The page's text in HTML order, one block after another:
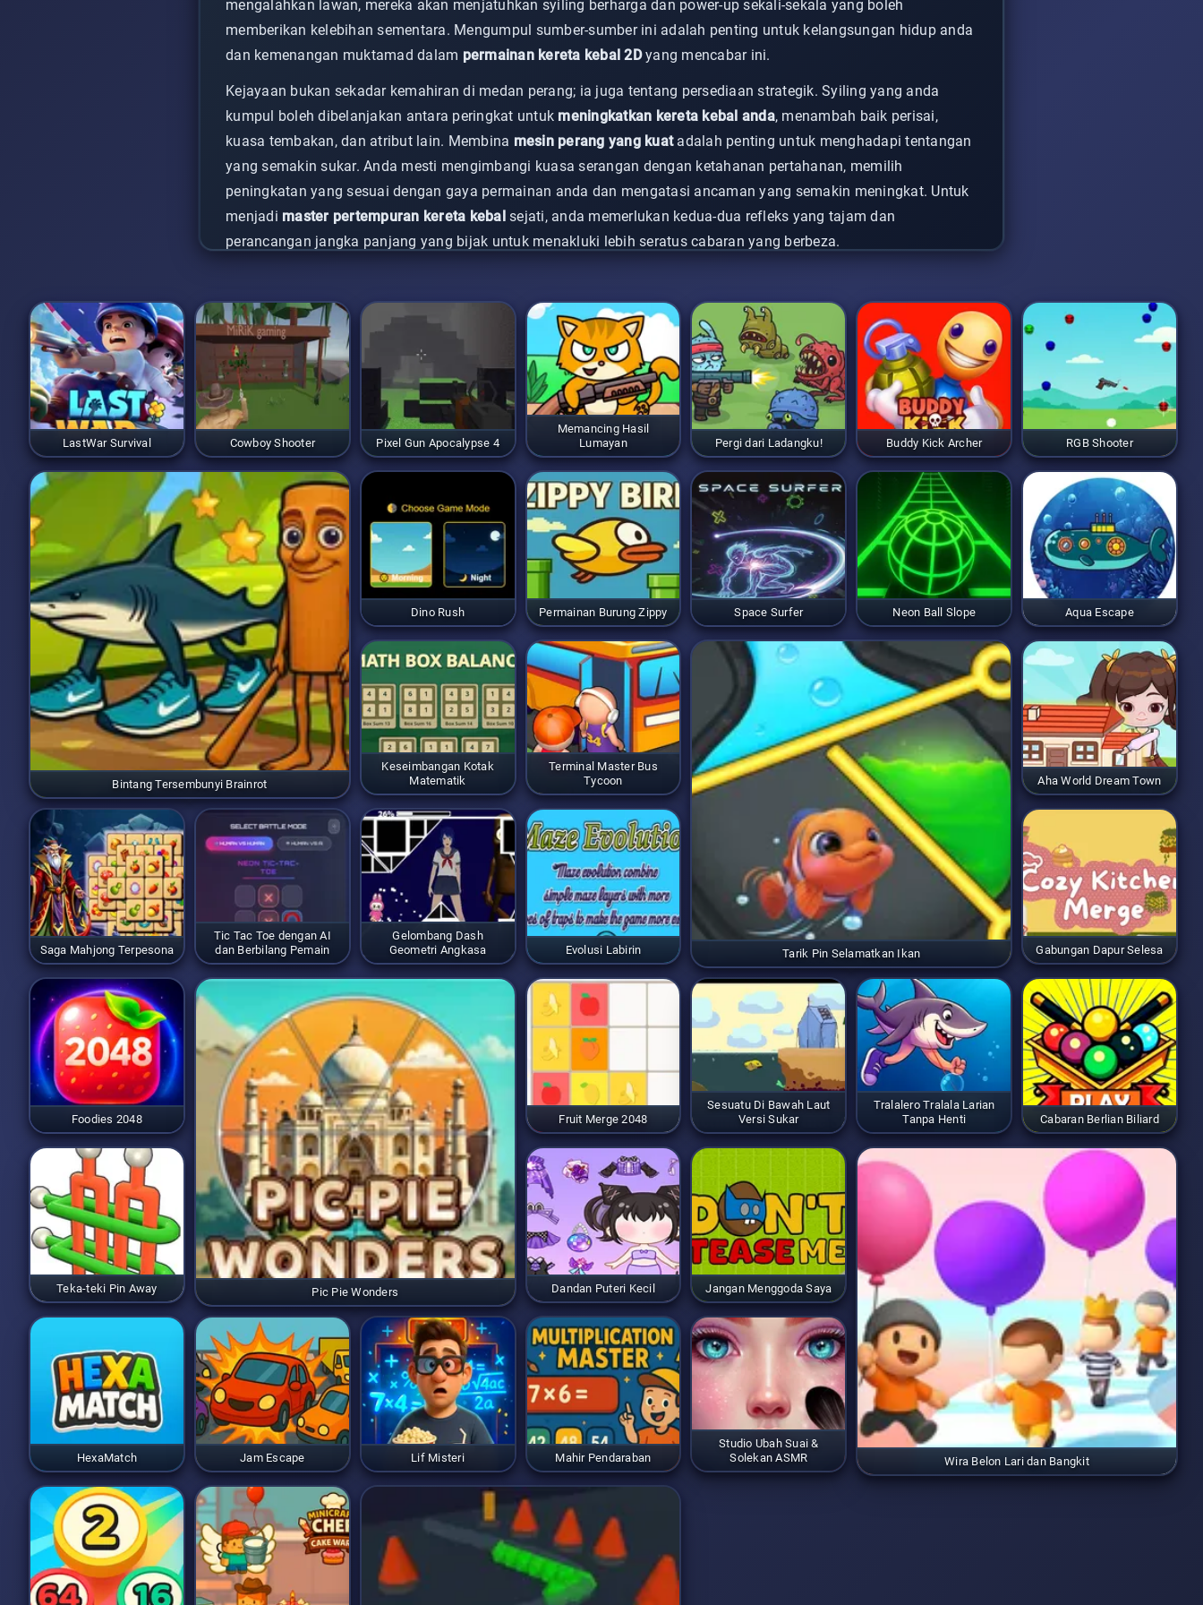
mengalahkan lawan, mereka akan menjatuhkan syiling berharga dan power-up sekali-sekala yang boleh
memberikan kelebihan sementara. Mengumpul sumber-sumber ini adalah penting untuk kelangsungan hidup anda
dan kemenangan muktamad dalam permainan kereta kebal 2Dyang mencabar ini.
Kejayaan bukan sekadar kemahiran di medan perang; ia juga tentang persediaan strategik. Syiling yang anda
kumpul boleh dibelanjakan antara peringkat untuk meningkatkan kereta kebal anda, menambah baik perisai,
kuasa tembakan, dan atribut lain. Membina mesin perang yang kuatadalah penting untuk menghadapi tentangan
yang semakin sukar. Anda mesti mengimbangi kuasa serangan dengan ketahanan pertahanan, memilih
peningkatan yang sesuai dengan gaya permainan anda dan mengatasi ancaman yang semakin meningkat. Untuk
menjadi master pertempuran kereta kebalsejati, anda memerlukan kedua-dua refleks yang tajam dan
perancangan jangka panjang yang bijak untuk menakluki lebih seratus cabaran yang berbeza.
LastWar Survival Cowboy Shooter Pixel Gun Apocalypse 4
Memancing Hasil
Lumayan
Pergi dari Ladangku! Buddy Kick Archer RGB Shooter
Bintang Tersembunyi Brainrot
Dino Rush Permainan Burung Zippy Space Surfer Neon Ball Slope Aqua Escape
Keseimbangan Kotak
Matematik
Terminal Master Bus
Tycoon
Tarik Pin Selamatkan Ikan
Aha World Dream Town
Saga Mahjong Terpesona
Tic Tac Toe dengan AI
dan Berbilang Pemain
Gelombang Dash
Geometri Angkasa
Evolusi Labirin Gabungan Dapur Selesa
Foodies 2048
Pic Pie Wonders
Fruit Merge 2048
Sesuatu Di Bawah Laut
Versi Sukar
Tralalero Tralala Larian
Tanpa Henti
Cabaran Berlian Biliard
Teka-teki Pin Away Dandan Puteri Kecil Jangan Menggoda Saya
Wira Belon Lari dan Bangkit
HexaMatch Jam Escape Lif Misteri Mahir Pendaraban
Studio Ubah Suai &
Solekan ASMR